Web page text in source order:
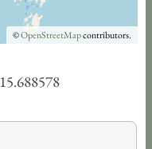
©OpenStreetMapcontributors.
15.688578